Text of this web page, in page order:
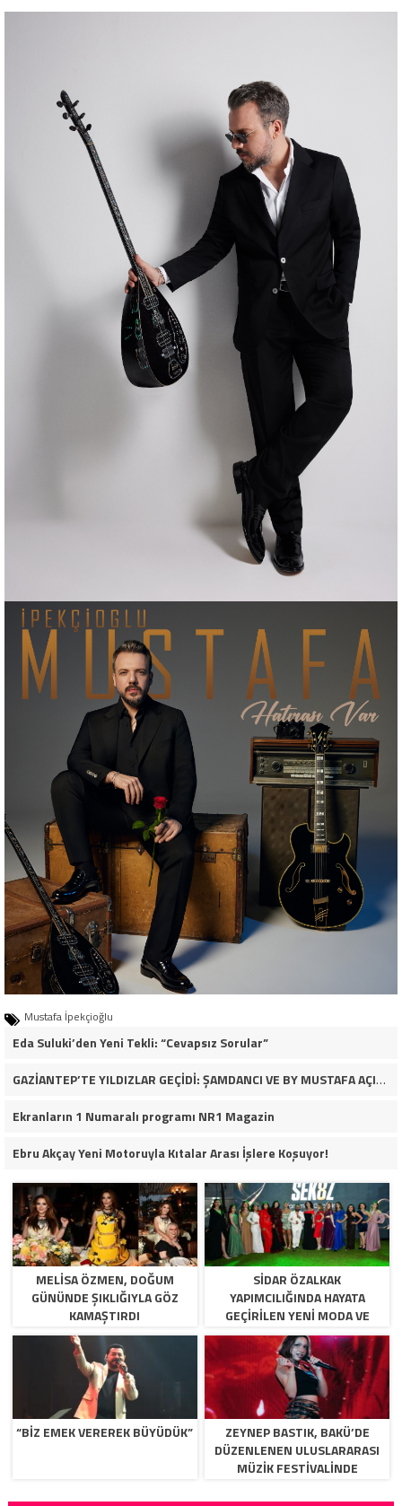
Mustafa İpekçioğlu
Eda Suluki’den Yeni Tekli: “Cevapsız Sorular”
GAZİANTEP’TE YILDIZLAR GEÇİDİ: ŞAMDANCI VE BY MUSTAFA AÇILIŞI İLE GREEN PARK’TA GÖRKEMLİ GALA
Ekranların 1 Numaralı programı NR1 Magazin
Ebru Akçay Yeni Motoruyla Kıtalar Arası İşlere Koşuyor!
MELISA ÖZMEN, DOĞUM
GÜNÜNDE ŞIKLIĞIYLA GÖZ
KAMAŞTIRDI
SIDAR ÖZALKAK
YAPIMCILIĞINDA HAYATA
GEÇIRILEN YENI MODA VE
YETENEK PROGRAMI
SEK8Z,YAKINDA IZLIYICI ILE
BULUŞUYOR.
“BİZ EMEK VEREREK BÜYÜDÜK”
ZEYNEP BASTIK, BAKÜ’DE
DÜZENLENEN ULUSLARARASI
MÜZIK FESTIVALINDE